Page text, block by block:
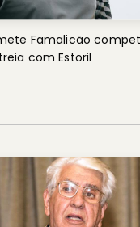
Famalicão
com Estoril